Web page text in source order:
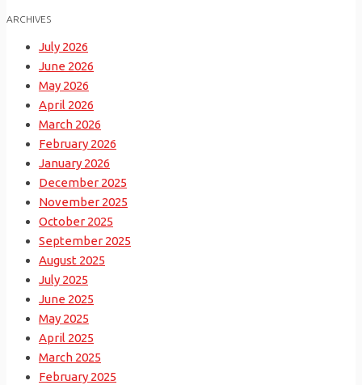
ARCHIVES
July 2026
June 2026
May 2026
April 2026
March 2026
February 2026
January 2026
December 2025
November 2025
October 2025
September 2025
August 2025
July 2025
June 2025
May 2025
April 2025
March 2025
February 2025